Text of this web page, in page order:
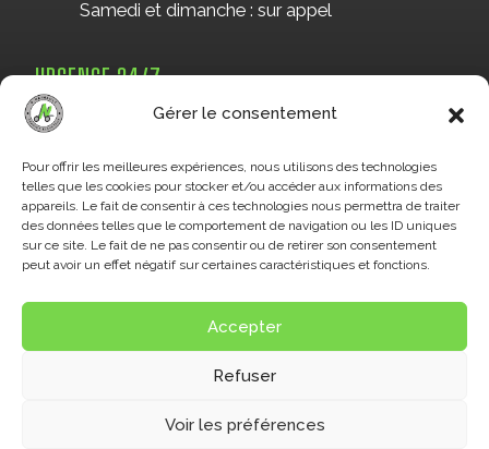
Gérer le consentement
Pour offrir les meilleures expériences, nous utilisons des technologies
telles que les cookies pour stocker et/ou accéder aux informations des
appareils. Le fait de consentir à ces technologies nous permettra de traiter
des données telles que le comportement de navigation ou les ID uniques
sur ce site. Le fait de ne pas consentir ou de retirer son consentement
peut avoir un effet négatif sur certaines caractéristiques et fonctions.
Accepter
Refuser
Voir les préférences
Samedi et dimanche : sur appel
URGENCE 24/7
819 993-7666
OU PAR FORMULAIRE